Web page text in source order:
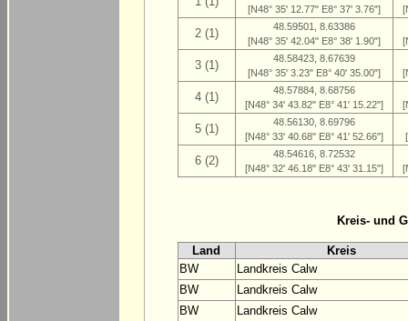
[N48° 35' 12.77" E8° 37' 3.76"]
2 (1)
48.59501, 8.63386
[N48° 35' 42.04" E8° 38' 1.90"]
3 (1)
48.58423, 8.67639
[N48° 35' 3.23" E8° 40' 35.00"]
4 (1)
48.57884, 8.68756
[N48° 34' 43.82" E8° 41' 15.22"]
5 (1)
48.56130, 8.69796
[N48° 33' 40.68" E8° 41' 52.66"]
6 (2)
48.54616, 8.72532
[N48° 32' 46.18" E8° 43' 31.15"]
Kreis- und
Land
Kreis
BW
Landkreis Calw
BW
Landkreis Calw
BW
Landkreis Calw